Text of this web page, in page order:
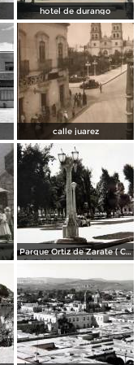
hotel de durango
calle juarez
Parque Ortiz de Zarate ( Circulada el 21 de Marzo de 1937 ).